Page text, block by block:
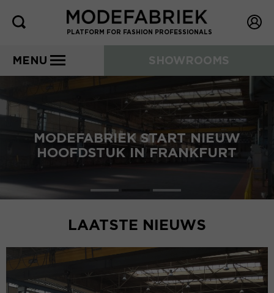
PLATFORM FOR FASHION PROFESSIONALS
MENU SHOWROOMS
MODEFABRIEK START NIEUW
HOOFDSTUK IN FRANKFURT
LAATSTE NIEUWS